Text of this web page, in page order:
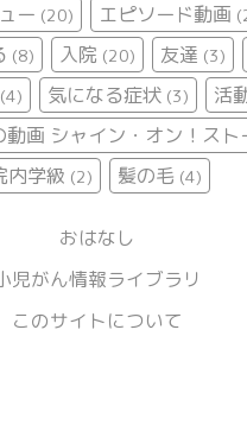
ー (20) エピソード動画
(8) 入院 (20) 友達 (3)
(4) 気になる症状 (3) 活
画 シャイン・オン！スト
内学級 (2) 髪の毛 (4)
おはなし
児がん情報ライブラリ
このサイトについて